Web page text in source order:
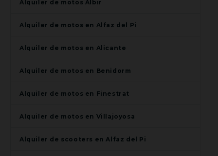
Alquiler de motos Albir
Alquiler de motos en Alfaz del Pi
Alquiler de motos en Alicante
Alquiler de motos en Benidorm
Alquiler de motos en Finestrat
Alquiler de motos en Villajoyosa
Alquiler de scooters en Alfaz del Pi